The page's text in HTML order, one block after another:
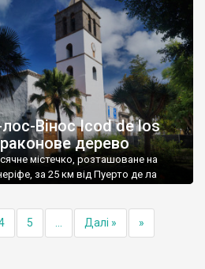
Вінос Icod de los
дерево
містечко, розташоване на
за 25 км від Пуерто де ла
5 Далі » »